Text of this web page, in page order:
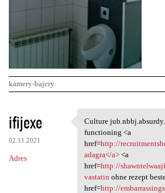
kamery-bajery
K
o
m
e
ifijexe
02.11.2021
Adres
Culture
Culture
functioning <a
href=http://
adagra</a><a
href=http://
vastatin ohne rezept
href=http://